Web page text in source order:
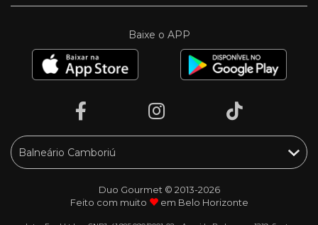
Baixe o APP
Duo Gourmet © 2013-2026
Feito com muito
em Belo Horizonte